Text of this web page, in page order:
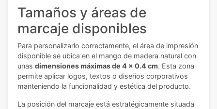
Tamaños y áreas de
marcaje disponibles
Para personalizarlo correctamente, el área de impresión
disponible se ubica en el mango de madera natural con
unas dimensiones máximas de 4 x 0.4 cm. Esta zona
permite aplicar logos, textos o diseños corporativos
manteniendo la funcionalidad y estética del producto.
La posición del marcaje está estratégicamente situada